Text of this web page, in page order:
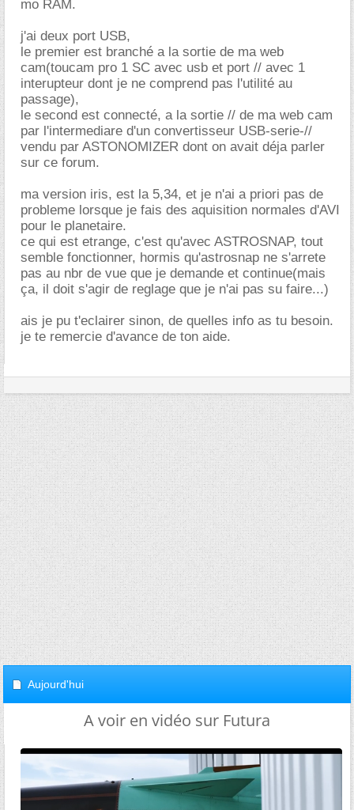
mo RAM.
j'ai deux port USB,
le premier est branché a la sortie de ma web
cam(toucam pro 1 SC avec usb et port // avec 1
interupteur dont je ne comprend pas l'utilité au
passage),
le second est connecté, a la sortie // de ma web cam
par l'intermediare d'un convertisseur USB-serie-//
vendu par ASTONOMIZER dont on avait déja parler
sur ce forum.
ma version iris, est la 5,34, et je n'ai a priori pas de
probleme lorsque je fais des aquisition normales d'AVI
pour le planetaire.
ce qui est etrange, c'est qu'avec ASTROSNAP, tout
semble fonctionner, hormis qu'astrosnap ne s'arrete
pas au nbr de vue que je demande et continue(mais
ça, il doit s'agir de reglage que je n'ai pas su faire...)
ais je pu t'eclairer sinon, de quelles info as tu besoin.
je te remercie d'avance de ton aide.
Aujourd'hui
A voir en vidéo sur Futura